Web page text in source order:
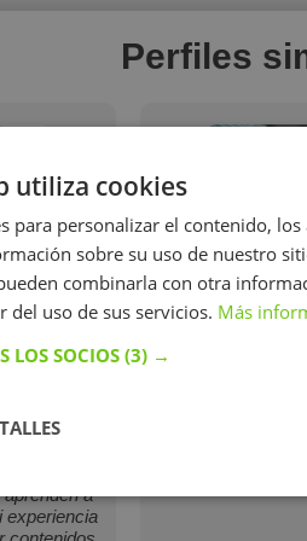
Perfiles
a sus
y la
a
experiencia
Cristina
Soy una persona
utiliza cookies
para personalizar el contenido,
sobre su uso de nuestro
combinarla con otra
del uso de sus servicios. Más
LOS SOCIOS (3) →